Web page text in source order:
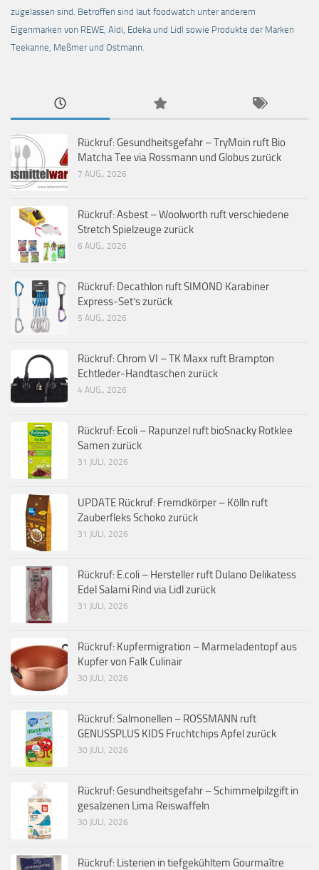
zugelassen sind. Betroffen sind laut foodwatch unter anderem
Eigenmarken von REWE, Aldi, Edeka und Lidl sowie Produkte der Marken
Teekanne, Meßmer und Ostmann.
Rückruf: Gesundheitsgefahr – TryMoin ruft Bio
Matcha Tee via Rossmann und Globus zurück
7 AUG., 2026
Rückruf: Asbest – Woolworth ruft verschiedene
Stretch Spielzeuge zurück
6 AUG., 2026
Rückruf: Decathlon ruft SIMOND Karabiner
Express-Set’s zurück
5 AUG., 2026
Rückruf: Chrom VI – TK Maxx ruft Brampton
Echtleder-Handtaschen zurück
4 AUG., 2026
Rückruf: Ecoli – Rapunzel ruft bioSnacky Rotklee
Samen zurück
31 JULI, 2026
UPDATE Rückruf: Fremdkörper – Kölln ruft
Zauberfleks Schoko zurück
31 JULI, 2026
Rückruf: E.coli – Hersteller ruft Dulano Delikatess
Edel Salami Rind via Lidl zurück
31 JULI, 2026
Rückruf: Kupfermigration – Marmeladentopf aus
Kupfer von Falk Culinair
30 JULI, 2026
Rückruf: Salmonellen – ROSSMANN ruft
GENUSSPLUS KIDS Fruchtchips Apfel zurück
30 JULI, 2026
Rückruf: Gesundheitsgefahr – Schimmelpilzgift in
gesalzenen Lima Reiswaffeln
30 JULI, 2026
Rückruf: Listerien in tiefgekühltem Gourmaître